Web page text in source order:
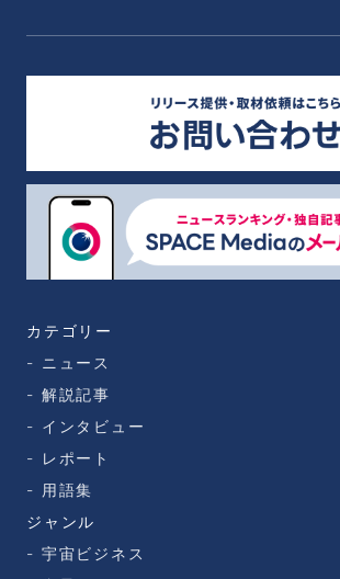
カテゴリー
ニュース
解説記事
インタビュー
レポート
用語集
ジャンル
宇宙ビジネス